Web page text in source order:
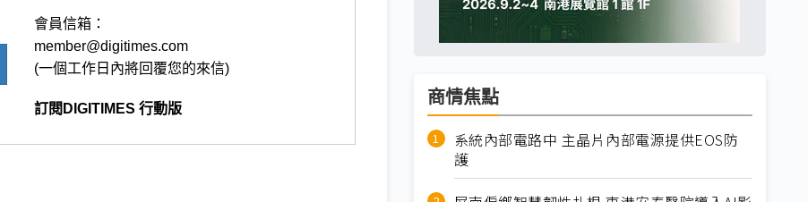
會員信箱：
member@digitimes.com
(一個工作日內將回覆您的來信)
訂閱DIGITIMES 行動版
商情焦點
系統內部電路中 主晶片內部電源提供EOS防
護